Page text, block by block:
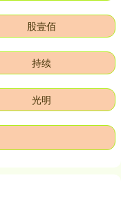
股壹佰
持续
光明